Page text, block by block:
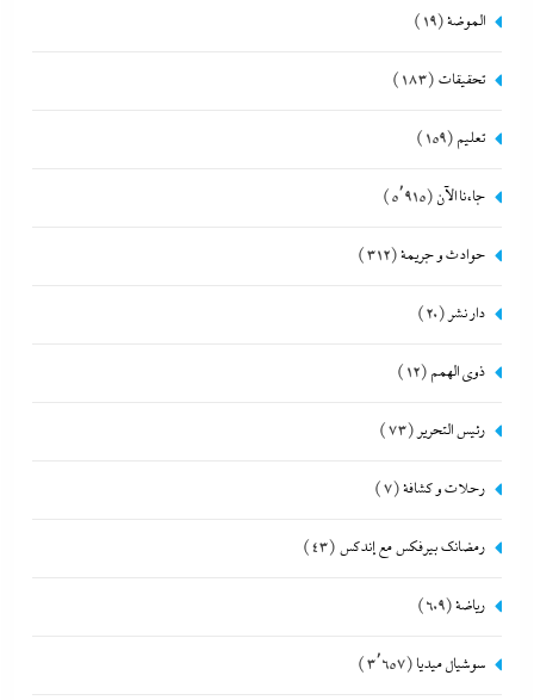
الموضة(19)
تحقيقات (183)
تعليم (159)
جاءنا الآن (5٬915)
حوادث و جريمة(312)
دار نشر (20)
ذوى الهمم (12)
رئيس التحرير (73)
رحلات و كشافة(7)
رمضانك بيرفكس مع إندكس (43)
رياضة(609)
سوشيال ميديا (3٬657)